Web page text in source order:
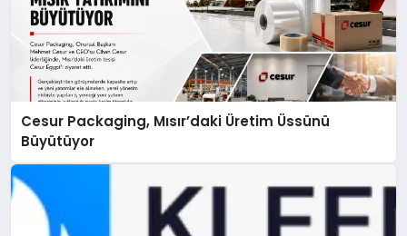
Cesur Packaging, Mısır’daki Üretim Üssünü
Büyütüyor